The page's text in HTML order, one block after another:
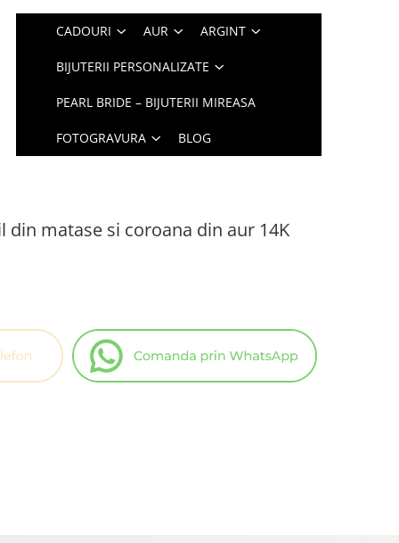
CADOURI AUR ARGINT
BIJUTERII PERSONALIZATE
PEARL BRIDE – BIJUTERII MIREASA
FOTOGRAVURA BLOG
din matase si coroana din aur 14K